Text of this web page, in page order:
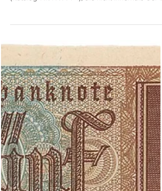
Sehr geehrter Herr Grabowski, Im Netz wurden
Militärgeldscheine mit Handstempeln
(Katalog-Nr. NVA-1-4), die nicht innerhalb der
Katalog gezeigten Nummernbereiche liegen.
Könnten das Neuentdeckungen sein oder eher
Manipulationen zum Schaden der Sammler?
ist ihre Meinung dazu und wie sollte man solche
Scheine bewerten? Viele Grüße, P. Bachmann
Antwort der Redaktion Hierbei handelt es sich
um ein Satz Fälschungen von Militärgeld-
Handstempeln (Manipulationen echt